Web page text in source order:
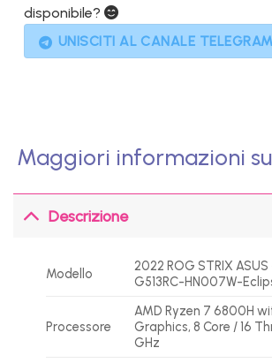
disponibile?
UNISCITI AL CANALE TELEGRAM
Maggiori informazioni
Descrizione
Modello
2022 ROG STRIX
G513RC-HN007W-
Processore
AMD Ryzen 7 6800H
Graphics, 8 Core / 16
GHz